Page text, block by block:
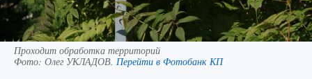
Проходит обработка территорий
Фото: Олег УКЛАДОВ. Перейти в Фотобанк КП